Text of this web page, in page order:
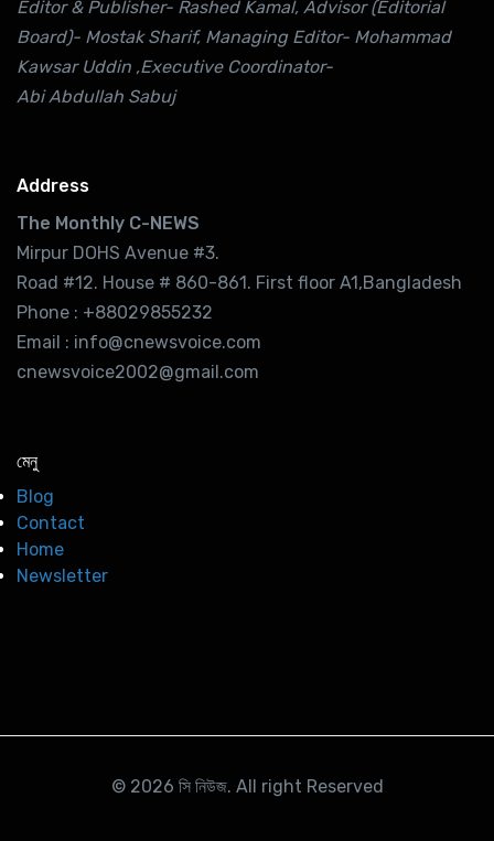
Editor & Publisher- Rashed Kamal, Advisor (Editorial
Board)- Mostak Sharif, Managing Editor- Mohammad
Kawsar Uddin ,Executive Coordinator-
Abi Abdullah Sabuj
Address
The Monthly C-NEWS
Mirpur DOHS Avenue #3.
Road #12. House # 860-861. First floor A1,Bangladesh
Phone : +88029855232
Email : info@cnewsvoice.com
cnewsvoice2002@gmail.com
মেনু
Blog
Contact
Home
Newsletter
© 2026 সি নিউজ. All right Reserved